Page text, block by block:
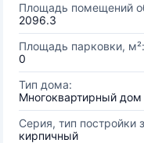
Площадь помещений
2096.3
Площадь парковки, м²:
0
Тип дома:
Многоквартирный дом
Серия, тип постройки
кирпичный